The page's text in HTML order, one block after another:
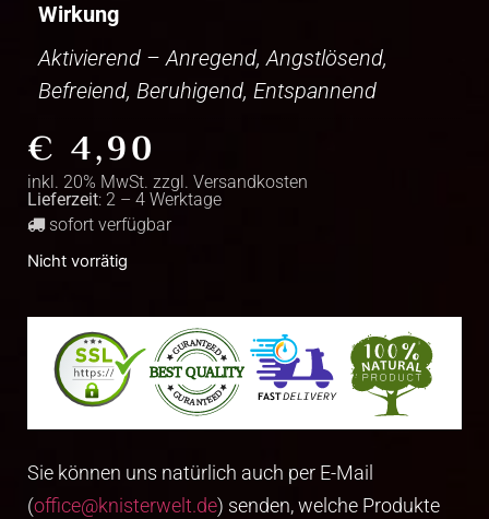
Wirkung
Aktivierend – Anregend, Angstlösend,
Befreiend, Beruhigend, Entspannend
€ 4,90
inkl. 20% MwSt. zzgl. Versandkosten
Lieferzeit: 2 – 4 Werktage
sofort verfügbar
Nicht vorrätig
Sie können uns natürlich auch per E-Mail
(office@knisterwelt.de) senden, welche Produkte